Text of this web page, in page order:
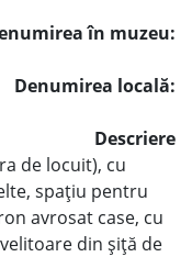
în muzeu:
Denumirea locală:
Descriere
de locuit), cu
spaţiu pentru
avrosat case, cu
din şiţă de